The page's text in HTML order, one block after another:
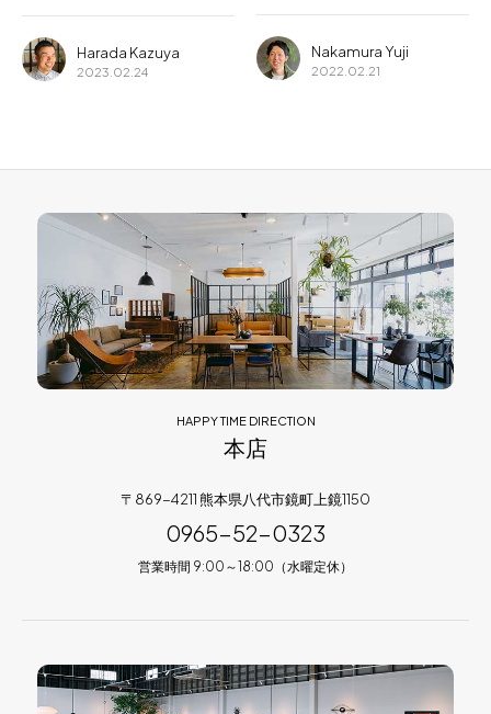
Harada Kazuya
2023.02.24
Nakamura Yuji
2022.02.21
HAPPY TIME DIRECTION
本店
〒869-4211 熊本県八代市鏡町上鏡1150
0965-52-0323
営業時間 9:00～18:00（水曜定休）